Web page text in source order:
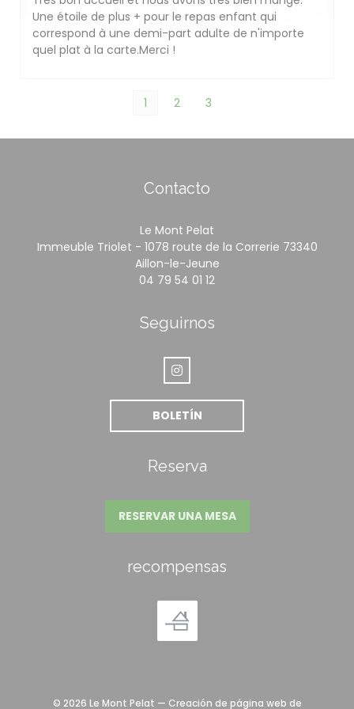
Une étoile de plus + pour le repas enfant qui
correspond à une demi-part adulte de n'importe
quel plat à la carte.Merci !
1 2 3
Contacto
Le Mont Pelat
Immeuble Triolet - 1078 route de la Correrie 73340
Aillon-le-Jeune((abre en una nueva
04 79 54 01 12
Seguirnos
Instagram ((abre en una
BOLETÍN
Reserva
RESERVAR UNA MESA
recompensas
© 2026 Le Mont Pelat — Creación de página web de